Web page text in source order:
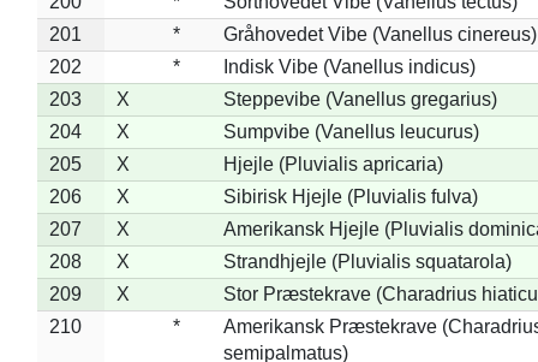
201
*
Gråhovedet Vibe (Vanellus cinereus)
202
*
Indisk Vibe (Vanellus indicus)
203
X
Steppevibe (Vanellus gregarius)
204
X
Sumpvibe (Vanellus leucurus)
205
X
Hjejle (Pluvialis apricaria)
206
X
Sibirisk Hjejle (Pluvialis fulva)
207
X
Amerikansk Hjejle (Pluvialis
208
X
Strandhjejle (Pluvialis squatarola)
209
X
Stor Præstekrave (Charadrius
210
*
Amerikansk Præstekrave
semipalmatus)